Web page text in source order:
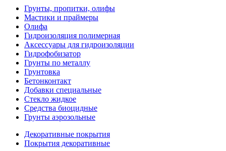
Грунты, пропитки, олифы
Мастики и праймеры
Олифа
Гидроизоляция полимерная
Аксессуары для гидроизоляции
Гидрофобизатор
Грунты по металлу
Грунтовка
Бетонконтакт
Добавки специальные
Стекло жидкое
Средства биоцидные
Грунты аэрозольные
Декоративные покрытия
Покрытия декоративные